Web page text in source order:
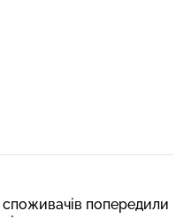
попередили